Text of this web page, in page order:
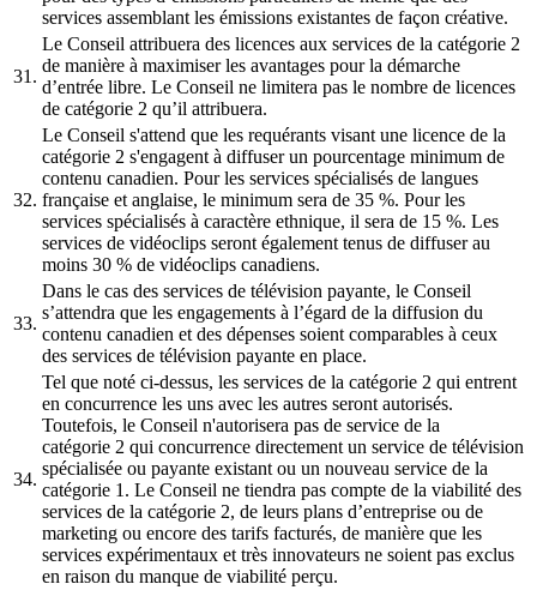
services assemblant les émissions existantes de façon créative.
31.
Le Conseil attribuera des licences aux services de la catégorie 2
de manière à maximiser les avantages pour la démarche
d’entrée libre. Le Conseil ne limitera pas le nombre de licences
de catégorie 2 qu’il attribuera.
32.
Le Conseil s'attend que les requérants visant une licence de la
catégorie 2 s'engagent à diffuser un pourcentage minimum de
contenu canadien. Pour les services spécialisés de langues
française et anglaise, le minimum sera de 35 %. Pour les
services spécialisés à caractère ethnique, il sera de 15 %. Les
services de vidéoclips seront également tenus de diffuser au
moins 30 % de vidéoclips canadiens.
33.
Dans le cas des services de télévision payante, le Conseil
s’attendra que les engagements à l’égard de la diffusion du
contenu canadien et des dépenses soient comparables à ceux
des services de télévision payante en place.
34.
Tel que noté ci-dessus, les services de la catégorie 2 qui entrent
en concurrence les uns avec les autres seront autorisés.
Toutefois, le Conseil n'autorisera pas de service de la
catégorie 2 qui concurrence directement un service de télévision
spécialisée ou payante existant ou un nouveau service de la
catégorie 1. Le Conseil ne tiendra pas compte de la viabilité des
services de la catégorie 2, de leurs plans d’entreprise ou de
marketing ou encore des tarifs facturés, de manière que les
services expérimentaux et très innovateurs ne soient pas exclus
en raison du manque de viabilité perçu.